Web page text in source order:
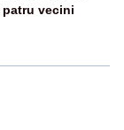
patru vecini